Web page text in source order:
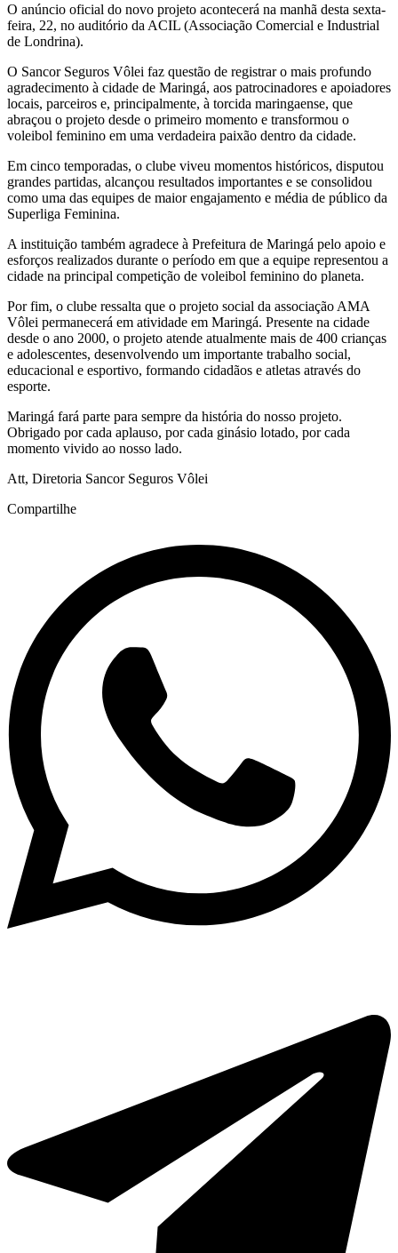
O anúncio oficial do novo projeto acontecerá na manhã desta sexta-
feira, 22, no auditório da ACIL (Associação Comercial e Industrial
de Londrina).
O Sancor Seguros Vôlei faz questão de registrar o mais profundo
agradecimento à cidade de Maringá, aos patrocinadores e apoiadores
locais, parceiros e, principalmente, à torcida maringaense, que
abraçou o projeto desde o primeiro momento e transformou o
voleibol feminino em uma verdadeira paixão dentro da cidade.
Em cinco temporadas, o clube viveu momentos históricos, disputou
grandes partidas, alcançou resultados importantes e se consolidou
como uma das equipes de maior engajamento e média de público da
Superliga Feminina.
A instituição também agradece à Prefeitura de Maringá pelo apoio e
esforços realizados durante o período em que a equipe representou a
cidade na principal competição de voleibol feminino do planeta.
Por fim, o clube ressalta que o projeto social da associação AMA
Vôlei permanecerá em atividade em Maringá. Presente na cidade
desde o ano 2000, o projeto atende atualmente mais de 400 crianças
e adolescentes, desenvolvendo um importante trabalho social,
educacional e esportivo, formando cidadãos e atletas através do
esporte.
Maringá fará parte para sempre da história do nosso projeto.
Obrigado por cada aplauso, por cada ginásio lotado, por cada
momento vivido ao nosso lado.
Att, Diretoria Sancor Seguros Vôlei
Compartilhe